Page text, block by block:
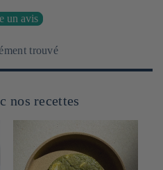
un avis
trouvé
nos recettes